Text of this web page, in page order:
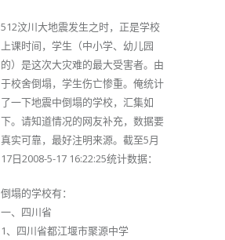
512汶川大地震发生之时，正是学校
上课时间，学生（中小学、幼儿园
的）是这次大灾难的最大受害者。由
于校舍倒塌，学生伤亡惨重。俺统计
了一下地震中倒塌的学校，汇集如
下。请知道情况的网友补充，数据要
真实可靠，最好注明来源。截至5月
17日2008-5-17 16:22:25统计数据：
倒塌的学校有：
一、四川省
1、四川省都江堰市聚源中学